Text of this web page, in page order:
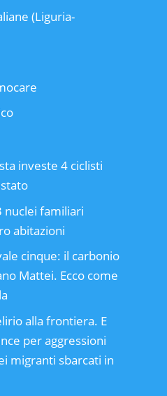
(Liguria-
investe 4 ciclisti
nuclei familiari
abitazioni
cinque: il carbonio
Mattei. Ecco come
alla frontiera. E
per aggressioni
migranti sbarcati in